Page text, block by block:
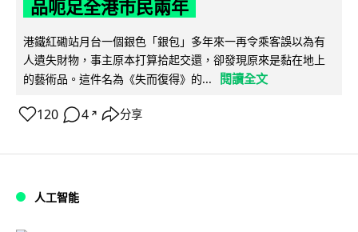
品呃足全港市民兩年
港鐵紅磡站月台一個銀色「銀包」多年來一再令乘客誤以為有
人遺失財物，事主原本打算拾起交還，卻發現原來是黏在地上
的藝術品。這件名為《失而復得》的...
閱讀全文
120 4 ↗ 分享
人工智能